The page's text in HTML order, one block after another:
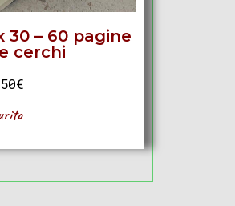
– 60 pagine
cerchi
€